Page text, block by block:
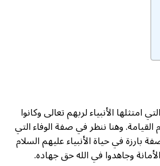
امتثلها الأنبياء لربهم تعالى وكانوا
القيامة. وهنا ننظر في صفة الوفاء التي
بارزة في حياة الأنبياء عليهم السلام
وجاهدوا في الله حق جهاده.